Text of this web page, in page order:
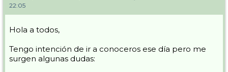
22:05
Hola a todos,
Tengo intención de ir a conoceros ese día pero me
surgen algunas dudas: